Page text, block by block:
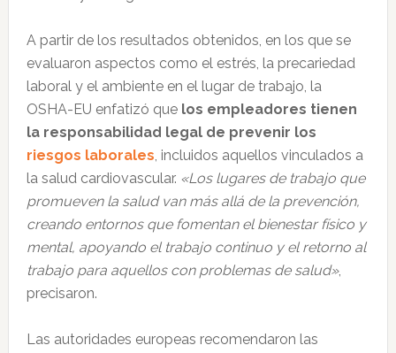
A partir de los resultados obtenidos, en los que se
evaluaron aspectos como el estrés, la precariedad
laboral y el ambiente en el lugar de trabajo, la
OSHA-EU enfatizó que los empleadores tienen
la responsabilidad legal de prevenir los
riesgos laborales, incluidos aquellos vinculados a
la salud cardiovascular. «Los lugares de trabajo que
promueven la salud van más allá de la prevención,
creando entornos que fomentan el bienestar físico y
mental, apoyando el trabajo continuo y el retorno al
trabajo para aquellos con problemas de salud»,
precisaron.
Las autoridades europeas recomendaron las